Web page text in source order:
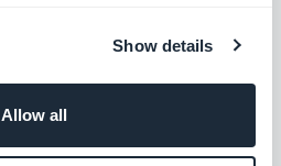
Show details
Allow all